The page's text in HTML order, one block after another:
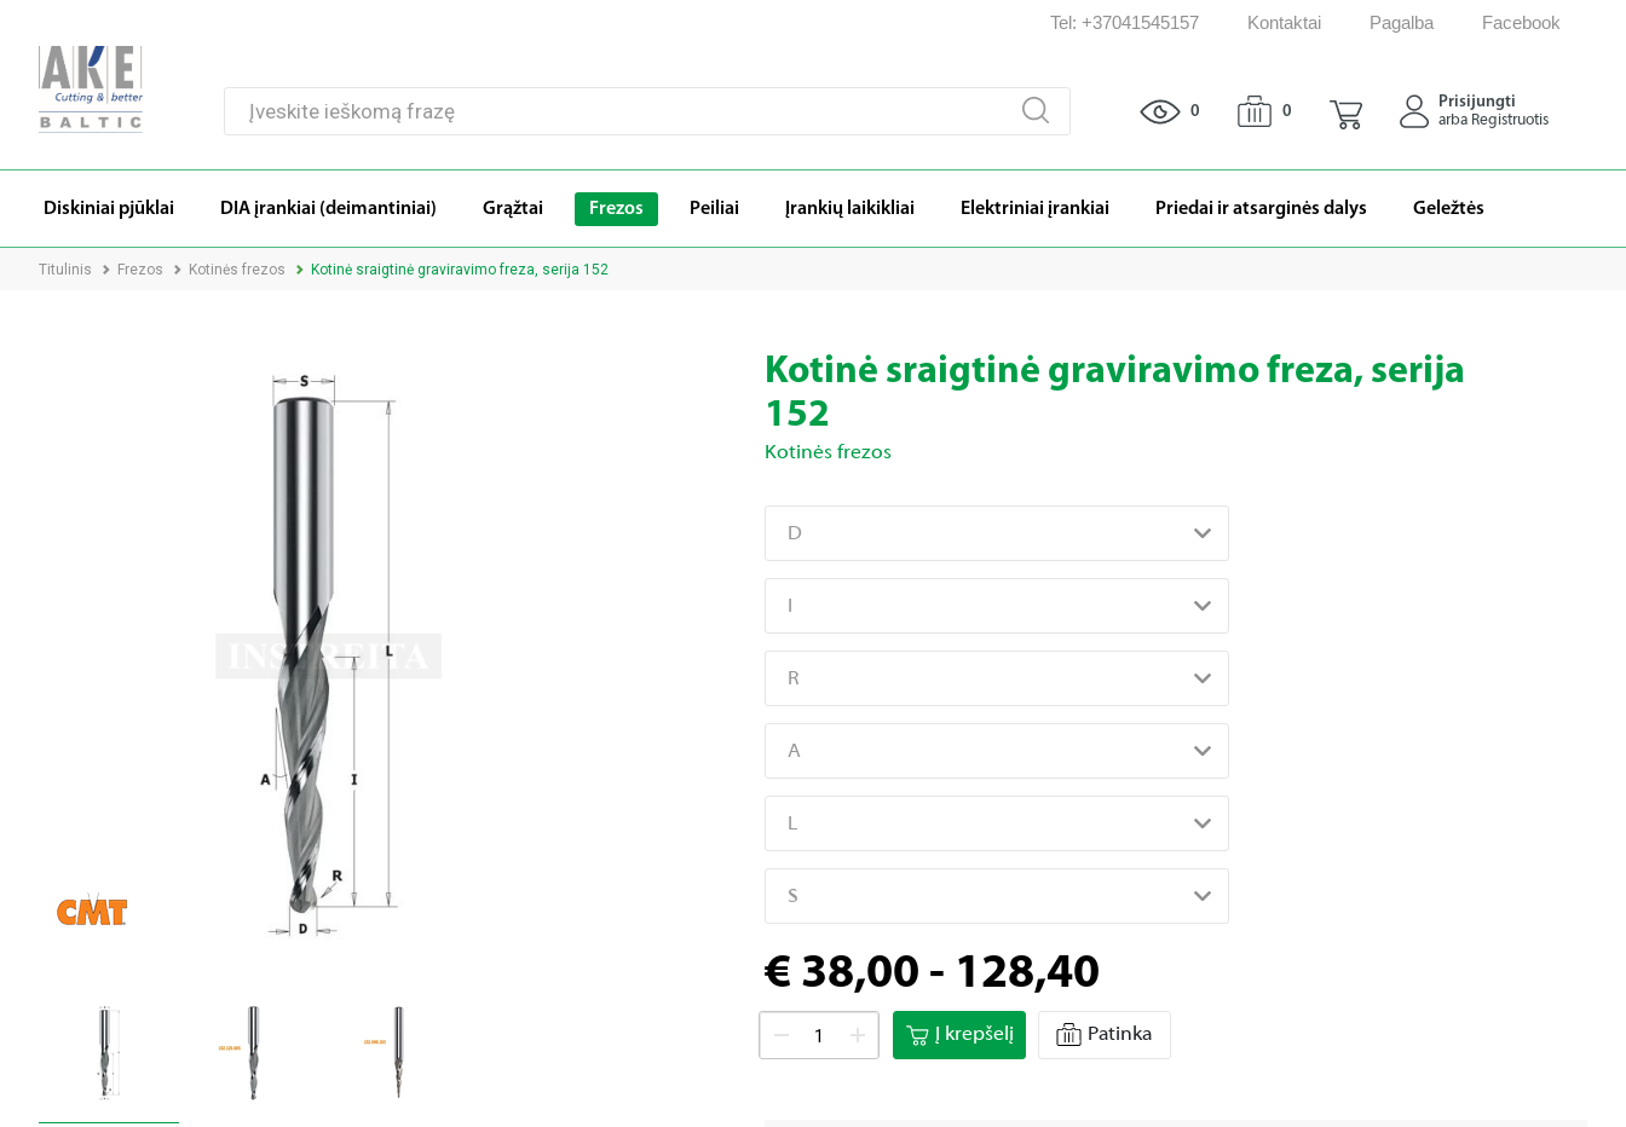
Tel: +37041545157 Kontaktai Pagalba Facebook
Diskiniai pjūklai DIA įrankiai (deimantiniai) Grąžtai Frezos Peiliai Įrankių laikikliai Elektriniai įrankiai Priedai ir atsarginės dalys Geležtės
0 0
Prisijungti
arba Registruotis
Titulinis Frezos Kotinės frezos Kotinė sraigtinė graviravimo freza, serija 152
Kotinė sraigtinė graviravimo freza, serija
152
Kotinės frezos
D
I
R
A
L
S
€ 38,00 - 128,40
Į krepšelį Patinka